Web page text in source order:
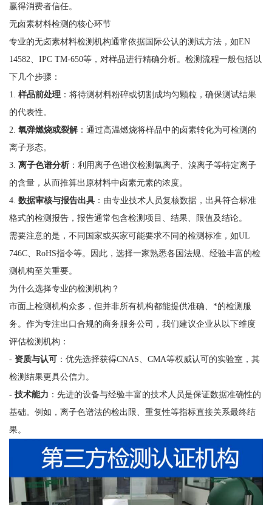
赢得消费者信任。
无卤素材料检测的核心环节
专业的无卤素材料检测机构通常依据国际公认的测试方法，如EN
14582、IPC TM-650等，对样品进行精确分析。检测流程一般包括以
下几个步骤：
1. 样品前处理：将待测材料粉碎或切割成均匀颗粒，确保测试结果
的代表性。
2. 氧弹燃烧或裂解：通过高温燃烧将样品中的卤素转化为可检测的
离子形态。
3. 离子色谱分析：利用离子色谱仪检测氯离子、溴离子等特定离子
的含量，从而推算出原材料中卤素元素的浓度。
4. 数据审核与报告出具：由专业技术人员复核数据，出具符合标准
格式的检测报告，报告通常包含检测项目、结果、限值及结论。
需要注意的是，不同国家或买家可能要求不同的检测标准，如UL
746C、RoHS指令等。因此，选择一家熟悉各国法规、经验丰富的检
测机构至关重要。
为什么选择专业的检测机构？
市面上检测机构众多，但并非所有机构都能提供准确、*的检测服
务。作为专注出口合规的商务服务公司，我们建议企业从以下维度
评估检测机构：
- 资质与认可：优先选择获得CNAS、CMA等权威认可的实验室，其
检测结果更具公信力。
- 技术能力 ：先进的设备与经验丰富的技术人员是保证数据准确性的
基础。例如，离子色谱法的检出限、重复性等指标直接关系最终结
果。